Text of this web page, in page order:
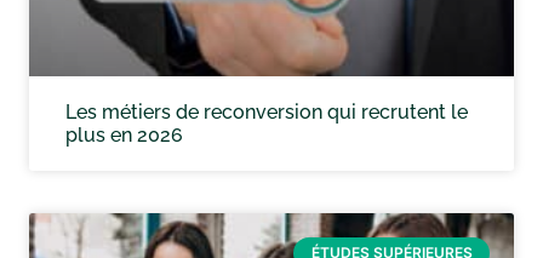
Les métiers de reconversion qui recrutent le
plus en 2026
ÉTUDES SUPÉRIEURES